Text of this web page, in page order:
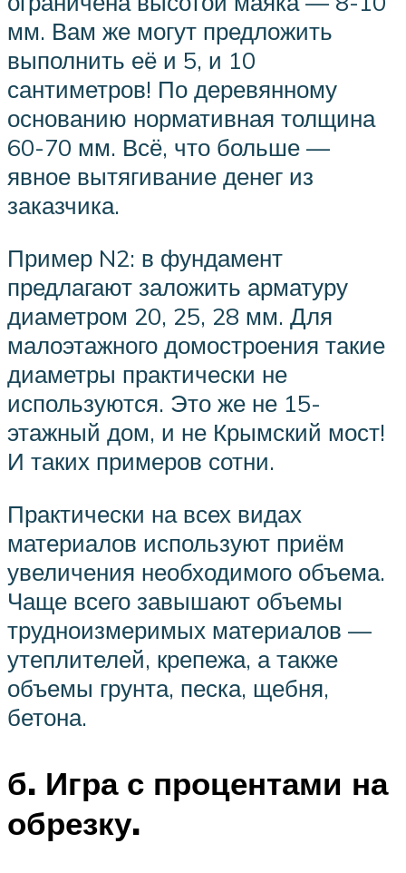
мм. Вам же могут предложить
выполнить её и 5, и 10
сантиметров! По деревянному
основанию нормативная толщина
60-70 мм. Всё, что больше —
явное вытягивание денег из
заказчика.
Пример N2: в фундамент
предлагают заложить арматуру
диаметром 20, 25, 28 мм. Для
малоэтажного домостроения такие
диаметры практически не
используются. Это же не 15-
этажный дом, и не Крымский мост!
И таких примеров сотни.
Практически на всех видах
материалов используют приём
увеличения необходимого объема.
Чаще всего завышают объемы
трудноизмеримых материалов —
утеплителей, крепежа, а также
объемы грунта, песка, щебня,
бетона.
б. Игра с процентами на
обрезку.